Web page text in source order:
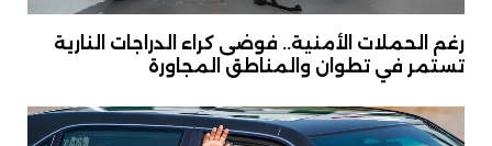
رغم الحملات الأمنية.. فوضى كراء الدراجات النارية
تستمر في تطوان والمناطق المجاورة